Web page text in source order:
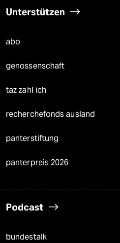
Unterstützen
abo
genossenschaft
taz zahl ich
recherchefonds ausland
panterstiftung
panterpreis 2026
Podcast
bundestalk